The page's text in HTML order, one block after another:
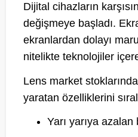
Dijital cihazların
değişmeye başladı.
ekranlardan dolayı
nitelikte teknolojiler
Lens market
yaratan özelliklerini
Yarı yarıya